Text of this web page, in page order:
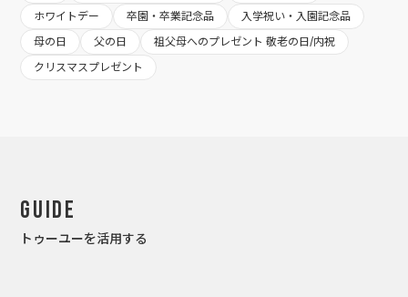
ホワイトデー
卒園・卒業記念品
入学祝い・入園記念品
母の日
父の日
祖父母へのプレゼント 敬老の日/内祝
クリスマスプレゼント
Guide
トゥーユーを活用する